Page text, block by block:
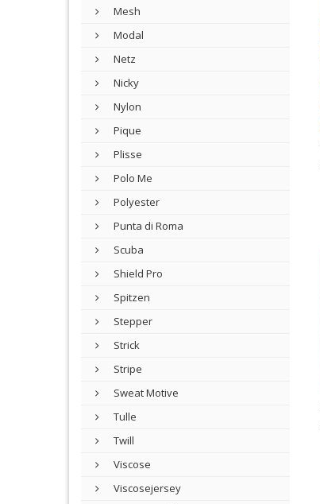
Mesh
Modal
Netz
Nicky
Nylon
Pique
Plisse
Polo Me
Polyester
Punta di Roma
Scuba
Shield Pro
Spitzen
Stepper
Strick
Stripe
Sweat Motive
Tulle
Twill
Viscose
Viscosejersey